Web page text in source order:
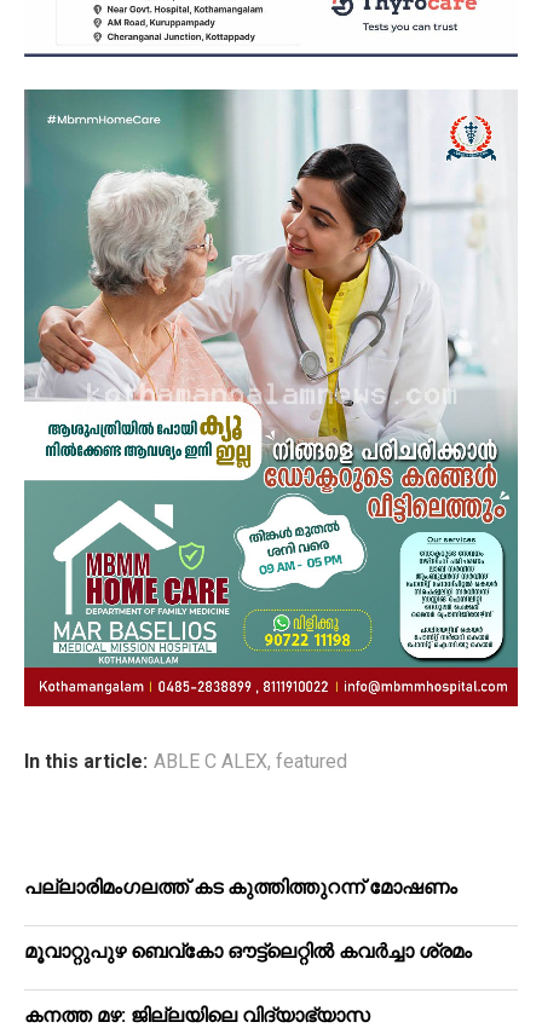
In this article: ABLE C ALEX, featured
പ​ല്ലാ​രി​മം​ഗ​ല​ത്ത് ക​ട കു​ത്തി​ത്തുറ​ന്ന് മോ​ഷ​ണം
മൂ​വാ​റ്റു​പു​ഴ ബെ​വ്കോ ഔ​ട്ട്‌​ലെ​റ്റിൽ കവർച്ചാ ശ്രമം
കനത്ത മഴ: ജില്ലയിലെ വിദ്യാഭ്യാസ